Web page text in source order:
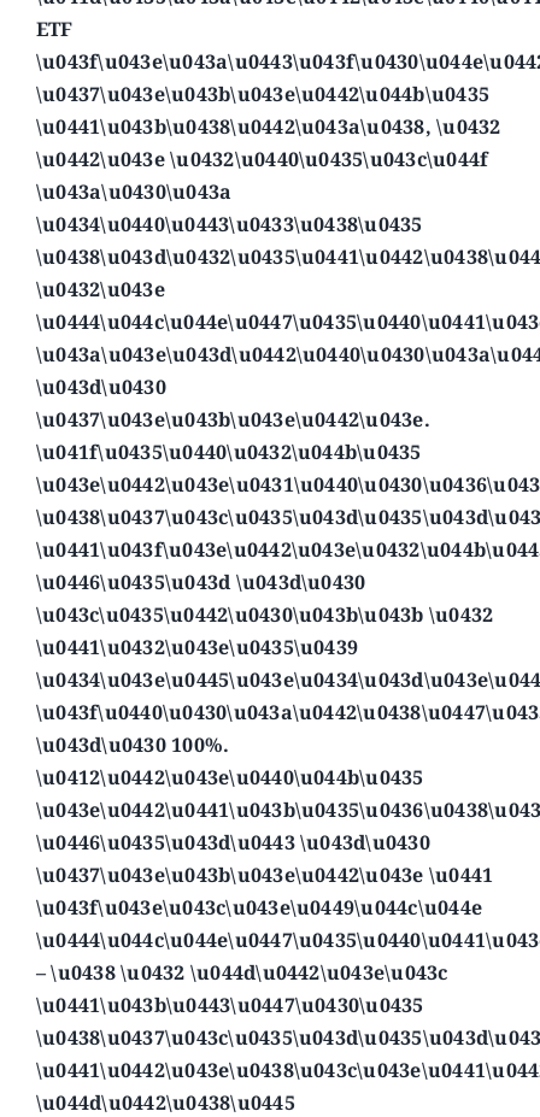
ETF
\u0437\u043e\u043b\u043e\u0442\u044b\u0435
\u0441\u043b\u0438\u0442\u043a\u0438, \u0432
\u0442\u043e \u0432\u0440\u0435\u043c\u044f
\u043a\u0430\u043a
\u0434\u0440\u0443\u0433\u0438\u0435
\u0432\u043e
\u043d\u0430
\u0437\u043e\u043b\u043e\u0442\u043e.
\u041f\u0435\u0440\u0432\u044b\u0435
\u0446\u0435\u043d \u043d\u0430
\u043c\u0435\u0442\u0430\u043b\u043b \u0432
\u0441\u0432\u043e\u0435\u0439
\u043d\u0430 100%.
\u0412\u0442\u043e\u0440\u044b\u0435
\u0446\u0435\u043d\u0443 \u043d\u0430
\u0437\u043e\u043b\u043e\u0442\u043e \u0441
\u043f\u043e\u043c\u043e\u0449\u044c\u044e
– \u0438 \u0432 \u044d\u0442\u043e\u043c
\u0441\u043b\u0443\u0447\u0430\u0435
\u044d\u0442\u0438\u0445